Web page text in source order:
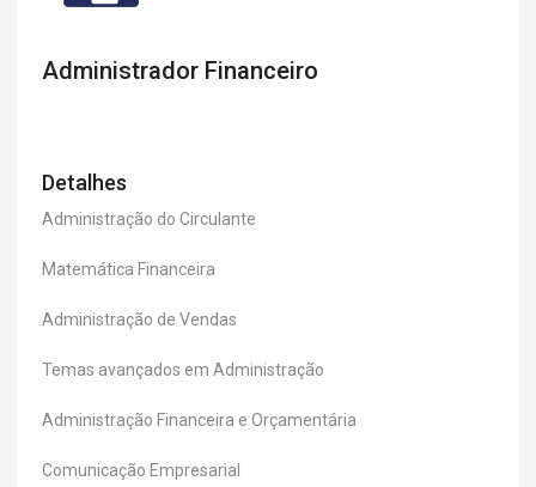
Administrador Financeiro
Detalhes
Administração do Circulante
Matemática Financeira
Administração de Vendas
Temas avançados em Administração
Administração Financeira e Orçamentária
Comunicação Empresarial